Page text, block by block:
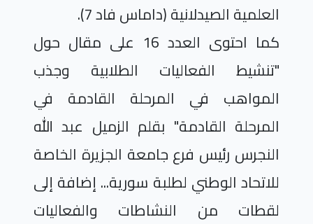
العلمية الصيدلانية (داماس فاد 7).
كما احتوى العدد 16 على مقال حول
"تنشيط الفعاليات الطلابية وجذب
المواهب في المرحلة القادمة في
المرحلة القادمة" بقلم الزميل عبد الله
النجرس رئيس فرع جامعة الجزيرة الخاصة
للاتحاد الوطني لطلبة سورية... إضافة إلى
لقطات من النشاطات والفعاليات